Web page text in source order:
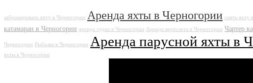
забронировать яхту в Черногории Аренда яхты в Черногории снять яхту
катамаран в Черногории аренда судна в Черногории Аренда вертолета в Черногории Чартер
Черногории Рыбалка в Черногории Аренда парусной яхты в
яхты в Черногории